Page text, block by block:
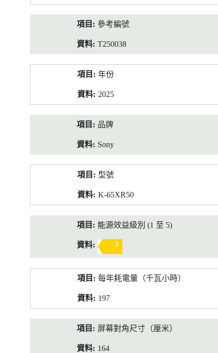
料
參考編號
T250038
年份
2025
品牌
Sony
型號
K-65XR50
能源效益級別 (1 至 5)
3
每年耗電量（千瓦小時）
197
屏幕對角尺寸（厘米）
164